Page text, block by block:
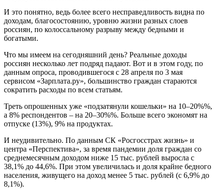
И это понятно, ведь более всего несправедливость видна по
доходам, благосостоянию, уровню жизни разных слоев
россиян, по колоссальному разрыву между бедными и
богатыми.
Что мы имеем на сегодняшний день? Реальные доходы
россиян несколько лет подряд падают. Вот и в этом году, по
данным опроса, проводившегося с 28 апреля по 3 мая
сервисом «Зарплата.ру», большинство граждан стараются
сократить расходы по всем статьям.
Треть опрошенных уже «подзатянули кошельки» на 10–20%%,
а 8% респондентов – на 20–30%%. Больше всего экономят на
отпуске (13%), 9% на продуктах.
И неудивительно. По данным СК «Росгосстрах жизнь» и
центра «Перспектива», за время пандемии доля граждан со
среднемесячным доходом ниже 15 тыс. рублей выросла с
38,1% до 44,6%. При этом увеличилась и доля крайне бедного
населения, живущего на доход менее 5 тыс. рублей (с 6,9% до
8,1%).